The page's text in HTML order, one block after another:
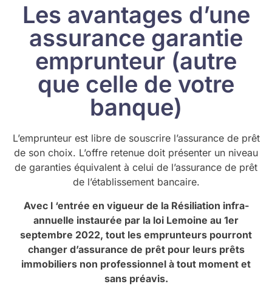
Les avantages d’une
assurance garantie
emprunteur (autre
que celle de votre
banque)
L’emprunteur est libre de souscrire l’assurance de prêt
de son choix. L’offre retenue doit présenter un niveau
de garanties équivalent à celui de l’assurance de prêt
de l’établissement bancaire.
Avec l ‘entrée en vigueur de la Résiliation infra-
annuelle instaurée par la loi Lemoine au 1er
septembre 2022, tout les emprunteurs pourront
changer d’assurance de prêt pour leurs prêts
immobiliers non professionnel à tout moment et
sans préavis.